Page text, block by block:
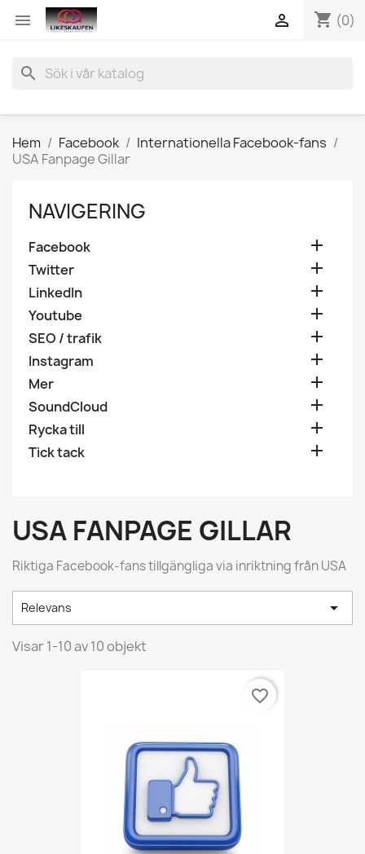
 shopping_cart (0)

search
Hem Facebook
Internationella Facebook-fans
USA Fanpage Gillar
NAVIGERING
Facebook 
Twitter 
LinkedIn 
Youtube 
SEO / trafik 
Instagram 
Mer 
SoundCloud 
Rycka till 
Tick tack 
USA FANPAGE GILLAR
Riktiga Facebook-fans tillgängliga via inriktning från USA
Relevans 
Visar 1-10 av 10 objekt
favorite_border